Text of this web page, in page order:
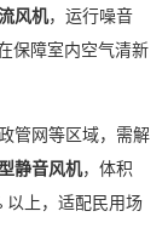
风机，运行噪音
保障室内空气清新
管网等区域，需解
静音风机，体积
以上，适配民用场